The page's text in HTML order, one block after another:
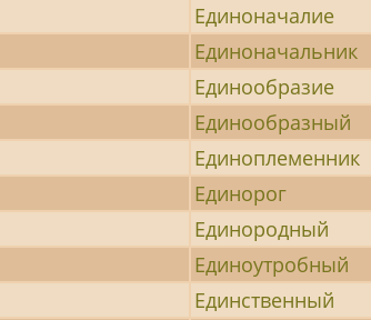
Единоначалие
Единоначальник
Единообразие
Единообразный
Единоплеменник
Единорог
Единородный
Единоутробный
Единственный